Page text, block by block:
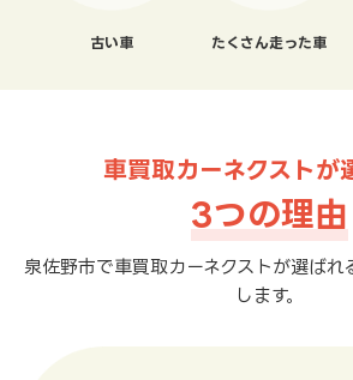
古い車 たくさん走った車
車買取カーネクストが
3つの理由
泉佐野市で車買取カーネクストが選ばれ
します。